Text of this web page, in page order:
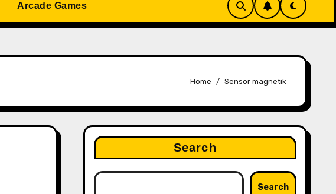
Arcade Games
Home Sensor magnetik
Search
Search